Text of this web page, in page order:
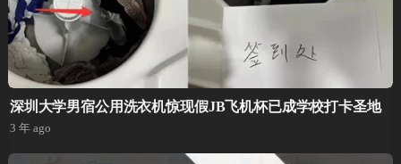
深圳大学男宿公用洗衣机惊现假JB飞机杯已成学校打卡圣地
3 年 ago